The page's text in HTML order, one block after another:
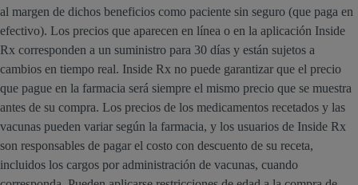
al margen de dichos beneficios como paciente sin seguro (que paga en
efectivo). Los precios que aparecen en línea o en la aplicación Inside
Rx corresponden a un suministro para 30 días y están sujetos a
cambios en tiempo real. Inside Rx no puede garantizar que el precio
que pague en la farmacia será siempre el mismo precio que se muestra
antes de su compra. Los precios de los medicamentos recetados y las
vacunas pueden variar según la farmacia, y los usuarios de Inside Rx
son responsables de pagar el costo con descuento de su receta,
incluidos los cargos por administración de vacunas, cuando